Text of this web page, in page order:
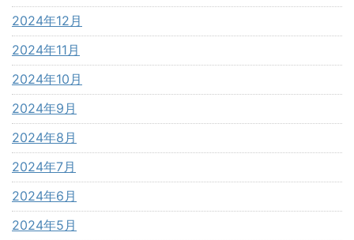
2024年12月
2024年11月
2024年10月
2024年9月
2024年8月
2024年7月
2024年6月
2024年5月